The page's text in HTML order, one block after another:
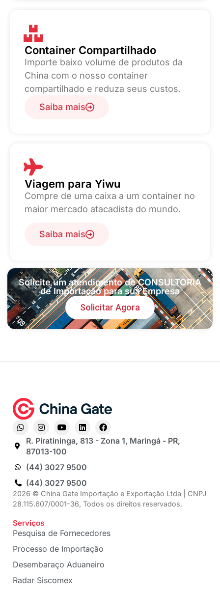
Container Compartilhado
Importe baixo volume de produtos da
China com o nosso container
compartilhado e reduza seus custos.
Saiba mais
Viagem para Yiwu
Compre de uma caixa a um container no
maior mercado atacadista do mundo.
Saiba mais
Solicite um atendimento de CONSULTORIA
de Importação para sua Empresa
Solicitar Agora
R. Piratininga, 813 - Zona 1, Maringá - PR,
87013-100
(44) 3027 9500
(44) 3027 9500
2026 © China Gate Importação e Exportação Ltda | CNPJ
28.115.607/0001-36, Todos os direitos reservados.
Serviços
Pesquisa de Fornecedores
Processo de Importação
Desembaraço Aduaneiro
Radar Siscomex